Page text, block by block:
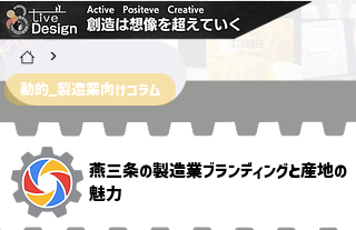
>
動的_製造業向けコラム
燕三条の製造業ブランディングと産地の
魅力